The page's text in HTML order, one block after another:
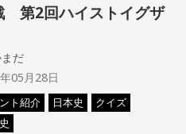
第2回ハイストイグザ
だ
05月28日
ト紹介 日本史
クイズ